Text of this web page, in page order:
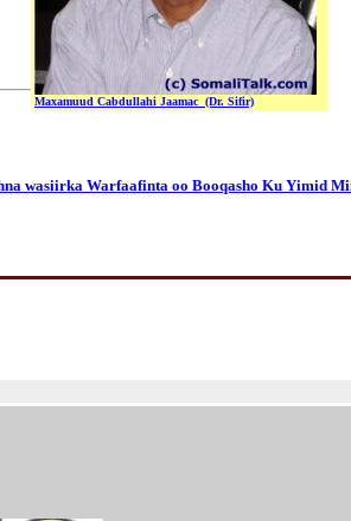
Maxamuud Cabdullahi Jaamac (Dr. Sifir)
wasiirka Warfaafinta oo Booqasho Ku Yimid